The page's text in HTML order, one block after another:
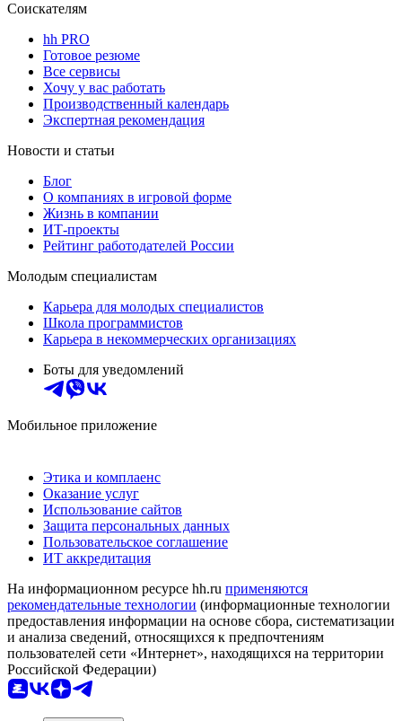
Соискателям
hh PRO
Готовое резюме
Все сервисы
Хочу у вас работать
Производственный календарь
Экспертная рекомендация
Новости и статьи
Блог
О компаниях в игровой форме
Жизнь в компании
ИТ-проекты
Рейтинг работодателей России
Молодым специалистам
Карьера для молодых специалистов
Школа программистов
Карьера в некоммерческих организациях
Боты для уведомлений
Мобильное приложение
Этика и комплаенс
Оказание услуг
Использование сайтов
Защита персональных данных
Пользовательское соглашение
ИТ аккредитация
На информационном ресурсе hh.ru применяются
рекомендательные технологии (информационные технологии
предоставления информации на основе сбора, систематизации
и анализа сведений, относящихся к предпочтениям
пользователей сети «Интернет», находящихся на территории
Российской Федерации)